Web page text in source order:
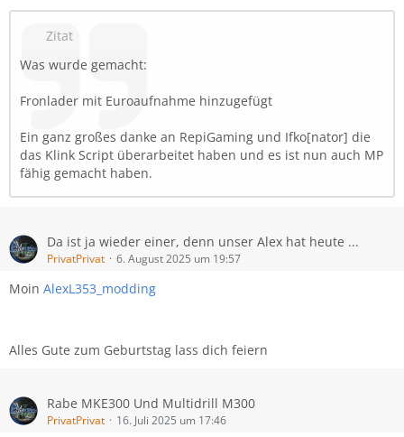
Zitat
Was wurde gemacht:
Fronlader mit Euroaufnahme hinzugefügt
Ein ganz großes danke an RepiGaming und Ifko[nator] die
das Klink Script überarbeitet haben und es ist nun auch MP
fähig gemacht haben.
Da ist ja wieder einer, denn unser Alex hat heute ...
PrivatPrivat 6. August 2025 um 19:57
Moin AlexL353_modding
Alles Gute zum Geburtstag lass dich feiern
Rabe MKE300 Und Multidrill M300
PrivatPrivat 16. Juli 2025 um 17:46